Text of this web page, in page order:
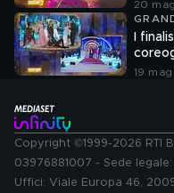
20
I
19
Copyright ©1999-2026 RTI
03976881007 - Sede
Uffici: Viale Europa 46,